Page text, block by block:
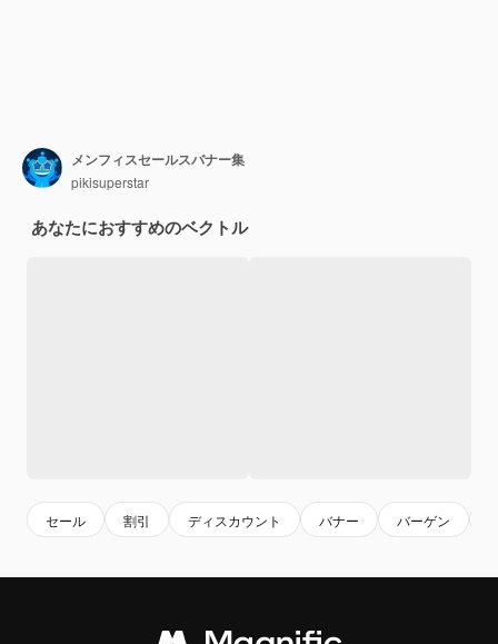
メンフィスセールスバナー集
pikisuperstar
あなたにおすすめのベクトル
セール 割引 ディスカウント バナー バーゲン